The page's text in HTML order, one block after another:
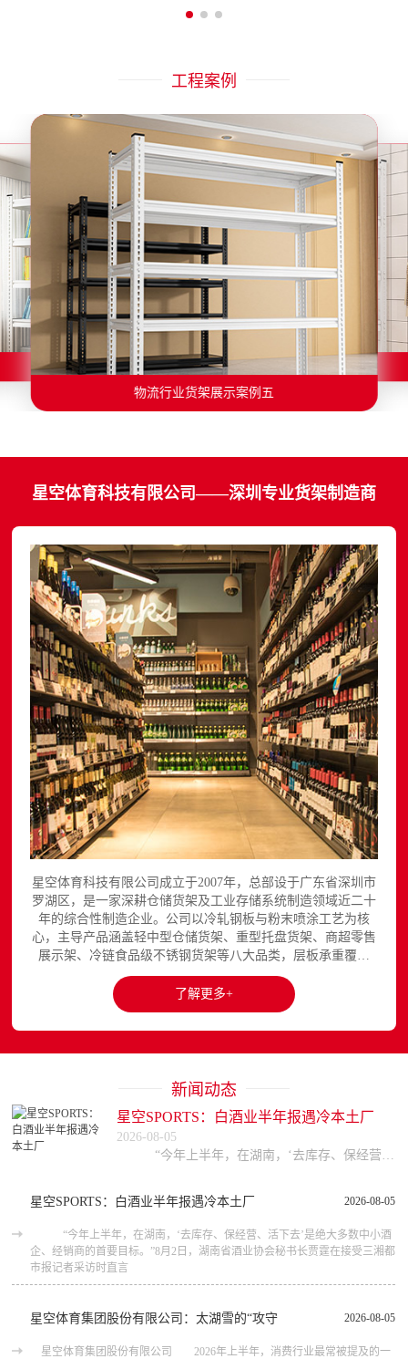
工程案例
物流行业货架展示案例一
物流行业货架展示案例六
物流行业货架展示案例五
物流行业货架展示案例四
物流行业货架展示案例三
物流行业货架展示案例二
星空体育科技有限公司——深圳专业货架制造商
星空体育科技有限公司成立于2007年，总部设于广东省深圳市
罗湖区，是一家深耕仓储货架及工业存储系统制造领域近二十
年的综合性制造企业。公司以冷轧钢板与粉末喷涂工艺为核
心，主导产品涵盖轻中型仓储货架、重型托盘货架、商超零售
展示架、冷链食品级不锈钢货架等八大品类，层板承重覆盖
150至3000kg，产品出口欧美、东南亚、中东等区域市场，已
与国内外超过300家企业建立长期合作关系。星空平台官网提
供完整的产品展示与在线咨询服务...
了解更多+
新闻动态
星空SPORTS：白酒业半年报遇冷本土厂
2026-08-05
2026-08-05
星空SPORTS：白酒业半年报遇冷本土厂
“今年上半年，在湖南，‘去库存、保经营、活下去’是绝大多数中小酒
企、经销商的首要目标。”8月2日，湖南省酒业协会秘书长贾霆在接受三湘都
市报记者采访时直言
2026-08-05
星空体育集团股份有限公司：太湖雪的“攻守
星空体育集团股份有限公司 2026年上半年，消费行业最常被提及的一